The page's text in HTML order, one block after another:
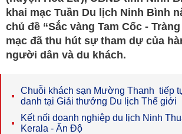
khai mạc Tuần Du lịch Ninh Bình
chủ đề “Sắc vàng Tam Cốc -
mạc đã thu hút sự tham dự của
người dân và du khách.
Chuỗi khách sạn Mường Thanh tiếp
danh tại Giải thưởng Du lịch Thế giới
Kết nối doanh nghiệp du lịch Ninh
Kerala - Ấn Độ